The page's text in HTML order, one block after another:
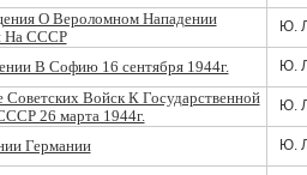
О Вероломном Нападении
На СССР
Ю.
В Софию 16 сентября 1944г. Ю.
Войск К Государственной
26 марта 1944г.
Ю.
Германии Ю.